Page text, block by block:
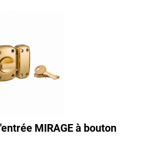
MIRAGE à bouton